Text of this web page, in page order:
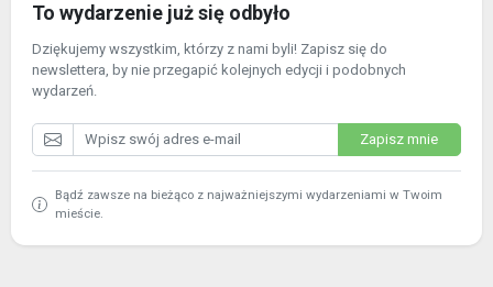
To wydarzenie już się odbyło
Dziękujemy wszystkim, którzy z nami byli! Zapisz się do
newslettera, by nie przegapić kolejnych edycji i podobnych
wydarzeń.
Zapisz mnie
Bądź zawsze na bieżąco z najważniejszymi wydarzeniami w Twoim
mieście.